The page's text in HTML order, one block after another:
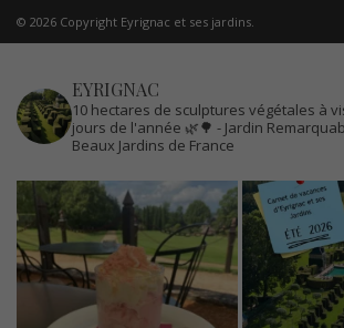
© 2026 Copyright Eyrignac et ses jardins.
EYRIGNAC
10 hectares de sculptures végétales à
jours de l'année 🌿🌳 - Jardin
Beaux Jardins de France